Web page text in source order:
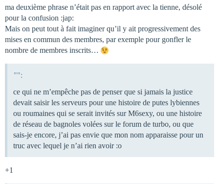
ma deuxième phrase n’était pas en rapport avec la tienne, désolé
pour la confusion :jap:
Mais on peut tout à fait imaginer qu’il y ait progressivement des
mises en commun des membres, par exemple pour gonfler le
nombre de membres inscrits…
"":
ce qui ne m’empêche pas de penser que si jamais la justice
devait saisir les serveurs pour une histoire de putes lybiennes
ou roumaines qui se serait invités sur M6sexy, ou une histoire
de réseau de bagnoles volées sur le forum de turbo, ou que
sais-je encore, j’ai pas envie que mon nom apparaisse pour un
truc avec lequel je n’ai rien avoir :o
+1